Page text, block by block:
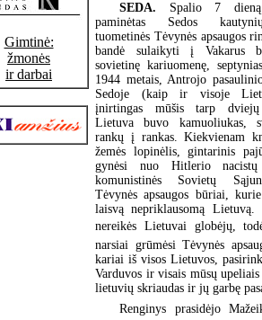
Gimtinė:
žmonės
ir darbai
SEDA. Spalio 7
paminėtas Sedos
tuometinės Tėvynės apsaugos
bandė sulaikyti į Vakarus
sovietinę kariuomenę,
1944 metais, Antrojo
Sedoje (kaip ir visoje
įnirtingas mūšis tarp dviejų
Lietuva buvo kamuoliukas,
rankų į rankas. Kiekvienam
žemės lopinėlis, gintarinis
gynėsi nuo Hitlerio
komunistinės Sovietų
Tėvynės apsaugos būriai,
laisvą nepriklausomą
nereikės Lietuvai globėjų,
narsiai grūmėsi Tėvynės
kariai iš visos Lietuvos,
Varduvos ir visais mūsų
lietuvių skriaudas ir jų garbę
Renginys prasidėjo